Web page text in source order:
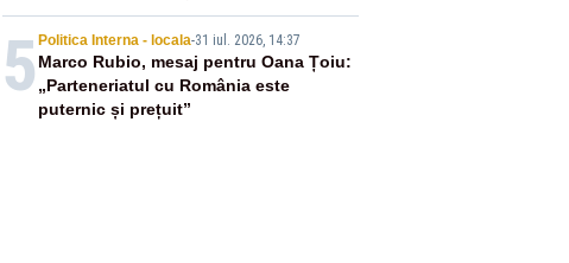
continue consolidarea stabilității
economice și financiare
5 Politica Interna - locala-31 iul. 2026, 14:37
Marco Rubio, mesaj pentru Oana Țoiu:
„Parteneriatul cu România este
puternic și prețuit”